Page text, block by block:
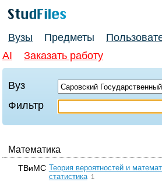
Вузы Предметы
AI
Заказать работу
Вуз
Фильтр
Математика
ТВиМС Теория вероятностей и
статистика
1